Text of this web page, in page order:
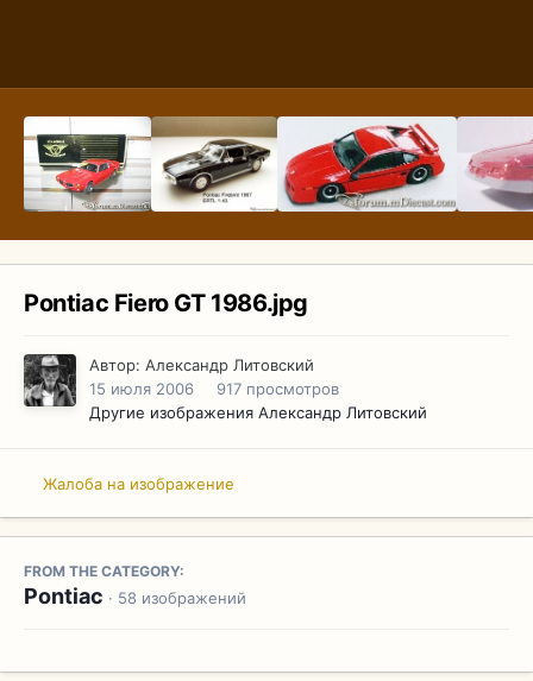
Pontiac Fiero GT 1986.jpg
Автор: Александр Литовский
15 июля 2006
917 просмотров
Другие изображения Александр Литовский
Жалоба на изображение
FROM THE CATEGORY:
Pontiac · 58 изображений